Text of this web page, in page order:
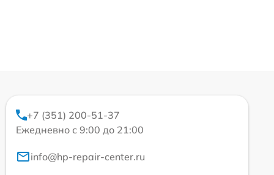
+7 (351) 200-51-37
Ежедневно с 9:00 до 21:00
info@hp-repair-center.ru